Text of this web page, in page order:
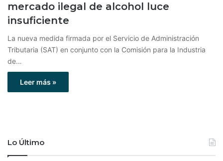
mercado ilegal de alcohol luce
insuficiente
La nueva medida firmada por el Servicio de Administración
Tributaria (SAT) en conjunto con la Comisión para la Industria
de…
Leer más »
Lo Último